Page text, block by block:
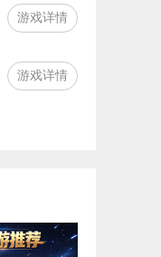
游戏详情
游戏详情